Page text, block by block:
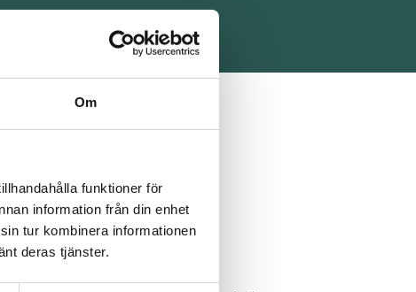
Om
funktioner för
information från din enhet
tur kombinera informationen
deras tjänster.